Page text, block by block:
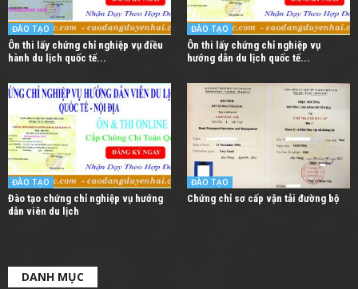
ĐÀO TẠO
Ôn thi lấy chứng chỉ nghiệp vụ điều
hành du lịch quốc tế...
ĐÀO TẠO
Ôn thi lấy chứng chỉ nghiệp vụ
hướng dẫn du lịch quốc tế...
ĐÀO TẠO
Đào tạo chứng chỉ nghiệp vụ hướng
dẫn viên du lịch
ĐÀO TẠO
Chứng chỉ sơ cấp vận tải đường bộ
DANH MỤC